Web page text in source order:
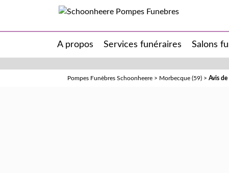
A propos Services funéraires Salons
Pompes Funèbres Schoonheere > Morbecque (59) > Avis de